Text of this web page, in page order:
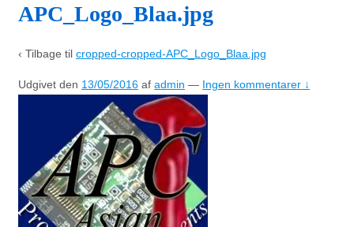
APC_Logo_Blaa.jpg
‹ Tilbage til cropped-cropped-APC_Logo_Blaa.jpg
Udgivet den 13/05/2016 af admin — Ingen kommentarer ↓